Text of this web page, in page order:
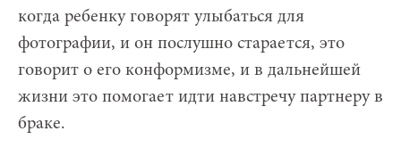
когда ребенку говорят улыбаться для
фотографии, и он послушно старается, это
говорит о его конформизме, и в дальнейшей
жизни это помогает идти навстречу партнеру в
браке.